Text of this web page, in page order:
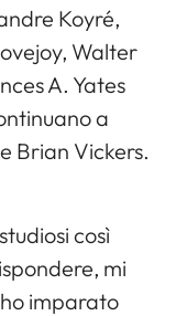
Koyré,
Walter
A. Yates
a
Brian Vickers.
così
mi
ho imparato